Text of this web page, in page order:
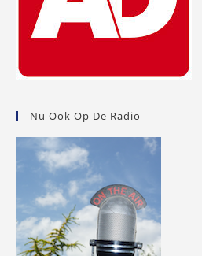
Nu Ook Op De Radio